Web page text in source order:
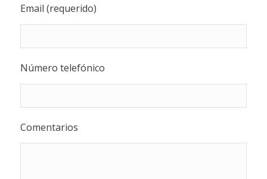
Email (requerido)
Número telefónico
Comentarios